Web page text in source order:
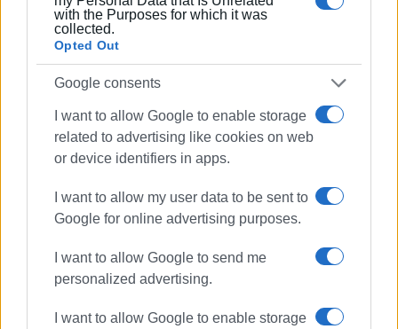
with the Purposes for which it was
collected.
Opted Out
Google consents
I want to allow Google to enable storage
related to advertising like cookies on web
or device identifiers in apps.
I want to allow my user data to be sent to
Google for online advertising purposes.
I want to allow Google to send me
personalized advertising.
I want to allow Google to enable storage
ΒΑΣΙΛΗΣ ΠΑΝΤΑΖΟΠΟΥΛΟΣ
Ο Βασίλης Πανταζόπουλος είναι απόφοιτος του
τμήματος Μεσογειακών Σπουδών του
Πανεπιστημίου Αιγαίου (Ρόδος), με ειδίκευση
Μεταπτυχιακού Τίτλου από το Πανεπιστήμιο του
Readingστις Στρατηγικές Σπουδές.